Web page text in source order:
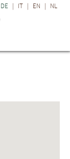
DE | IT | EN | NL